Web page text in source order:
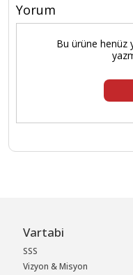
Yorum
Bu ürüne henüz
Vartabi
SSS
Vizyon & Misyon